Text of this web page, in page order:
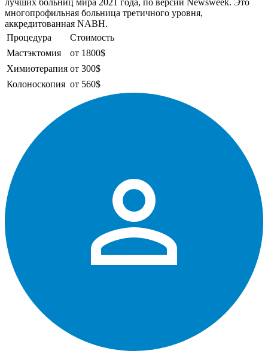
лучших больниц мира 2021 года, по версии Newsweek. Это
многопрофильная больница третичного уровня,
аккредитованная NABH.
Процедура
Стоимость
Мастэктомия
от 1800$
Химиотерапия от 300$
Колоноскопия от 560$